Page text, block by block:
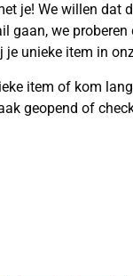
je! We willen dat
gaan, we
unieke item in
item of kom
geopend of